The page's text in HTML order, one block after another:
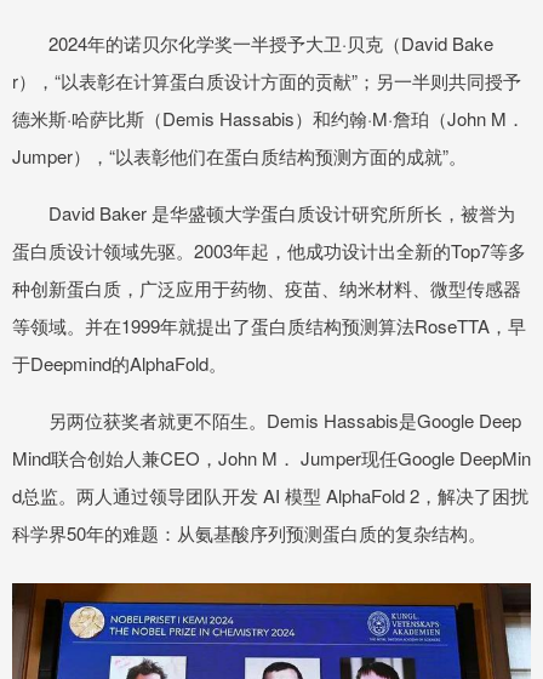
2024年的诺贝尔化学奖一半授予大卫·贝克（David Bake
r），“以表彰在计算蛋白质设计方面的贡献”；另一半则共同授予
德米斯·哈萨比斯（Demis Hassabis）和约翰·M·詹珀（John M．
Jumper），“以表彰他们在蛋白质结构预测方面的成就”。
David Baker 是华盛顿大学蛋白质设计研究所所长，被誉为
蛋白质设计领域先驱。2003年起，他成功设计出全新的Top7等多
种创新蛋白质，广泛应用于药物、疫苗、纳米材料、微型传感器
等领域。并在1999年就提出了蛋白质结构预测算法RoseTTA，早
于Deepmind的AlphaFold。
另两位获奖者就更不陌生。Demis Hassabis是Google Deep
Mind联合创始人兼CEO，John M． Jumper现任Google DeepMin
d总监。两人通过领导团队开发 AI 模型 AlphaFold 2，解决了困扰
科学界50年的难题：从氨基酸序列预测蛋白质的复杂结构。